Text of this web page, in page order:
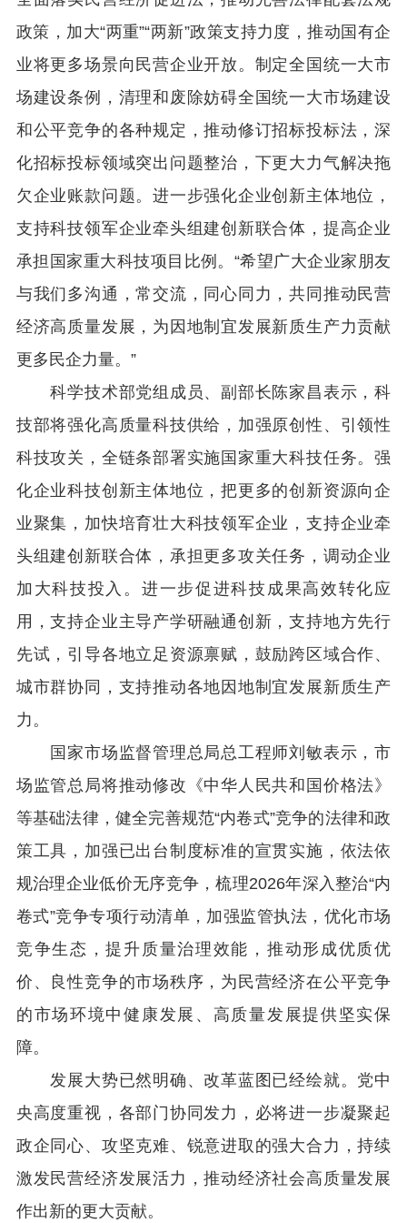
政策，加大“两重”“两新”政策支持力度，推动国有企
业将更多场景向民营企业开放。制定全国统一大市
场建设条例，清理和废除妨碍全国统一大市场建设
和公平竞争的各种规定，推动修订招标投标法，深
化招标投标领域突出问题整治，下更大力气解决拖
欠企业账款问题。进一步强化企业创新主体地位，
支持科技领军企业牵头组建创新联合体，提高企业
承担国家重大科技项目比例。“希望广大企业家朋友
与我们多沟通，常交流，同心同力，共同推动民营
经济高质量发展，为因地制宜发展新质生产力贡献
更多民企力量。”
科学技术部党组成员、副部长陈家昌表示，科
技部将强化高质量科技供给，加强原创性、引领性
科技攻关，全链条部署实施国家重大科技任务。强
化企业科技创新主体地位，把更多的创新资源向企
业聚集，加快培育壮大科技领军企业，支持企业牵
头组建创新联合体，承担更多攻关任务，调动企业
加大科技投入。进一步促进科技成果高效转化应
用，支持企业主导产学研融通创新，支持地方先行
先试，引导各地立足资源禀赋，鼓励跨区域合作、
城市群协同，支持推动各地因地制宜发展新质生产
力。
国家市场监督管理总局总工程师刘敏表示，市
场监管总局将推动修改《中华人民共和国价格法》
等基础法律，健全完善规范“内卷式”竞争的法律和政
策工具，加强已出台制度标准的宣贯实施，依法依
规治理企业低价无序竞争，梳理2026年深入整治“内
卷式”竞争专项行动清单，加强监管执法，优化市场
竞争生态，提升质量治理效能，推动形成优质优
价、良性竞争的市场秩序，为民营经济在公平竞争
的市场环境中健康发展、高质量发展提供坚实保
障。
发展大势已然明确、改革蓝图已经绘就。党中
央高度重视，各部门协同发力，必将进一步凝聚起
政企同心、攻坚克难、锐意进取的强大合力，持续
激发民营经济发展活力，推动经济社会高质量发展
作出新的更大贡献。